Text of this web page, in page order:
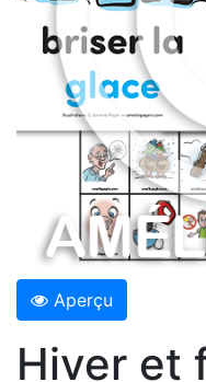
Aperçu
Hiver et